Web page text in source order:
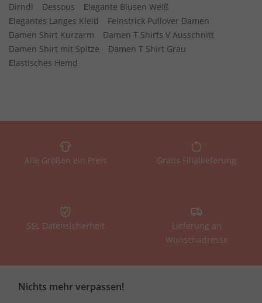
Dirndl Dessous
Elegante Blusen Weiß
Elegantes Langes Kleid
Feinstrick Pullover Damen
Damen Shirt Kurzarm
Damen T Shirts V Ausschnitt
Damen Shirt mit Spitze
Damen T Shirt Grau
Elastisches Hemd
Alle Größen ein Preis Gratis Filiallieferung
SSL Datensicherheit
Lieferung an
Wunschadresse
Nichts mehr verpassen!